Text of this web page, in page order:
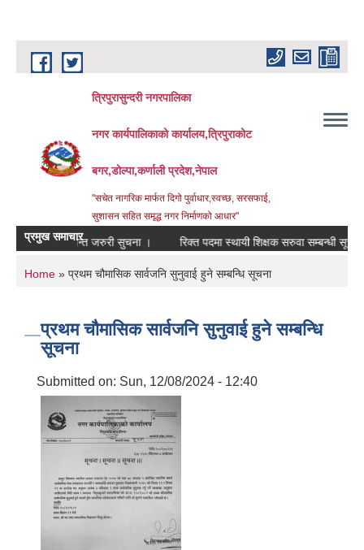
Skip to main content
त्रिपुरासुन्दरी नगरपालिका
नगर कार्यपालिकाको कार्यालय,त्रिपुराकोट
बगर,डोल्पा,कर्णाली प्रदेश,नेपाल
"सचेत नागरिक मार्फत दिगो पुर्वाधार,स्वच्छ, सरसफाई,
सुशासन सहित समृद्ध नगर निर्माणको आधार"
प्रमुख समाचार
अत्यन्त जरुरी सुचना । रिक्त पदमा स्थायी शिक्षक सरुवा सम्बन्धी सूचना ।
You are here
Home » प्रथम चौमासिक सार्वजनि सुनुवाई हुने सम्बन्धि सूचना
प्रथम चौमासिक सार्वजनि सुनुवाई हुने सम्बन्धि
सूचना
Submitted on: Sun, 12/08/2024 - 12:40